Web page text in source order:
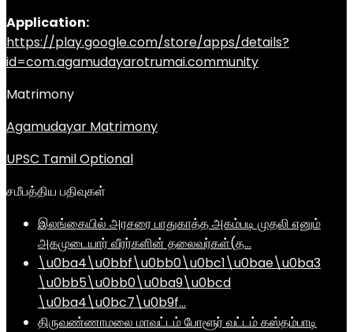
Application:
https://play.google.com/store/apps/details?
id=com.agamudayarotrumai.community
Matrimony
Agamudayar Matrimony
UPSC Tamil Optional
சமீபத்திய பதிவுகள்
இலங்கையில் அரசரை பாதுகாத்த அகம்படி முதலி எனும்
அகமுடையார் வீரர்களின் தலைவர்கள்(த…
\u0ba4\u0bbf\u0bb0\u0bc1\u0bae\u0ba3
\u0bb5\u0bb0\u0ba9\u0bcd
\u0ba4\u0bc7\u0b9f…
திருவண்ணாமலை மாவட்டம் போளூர் வட்டம் கஸ்தம்பாடி